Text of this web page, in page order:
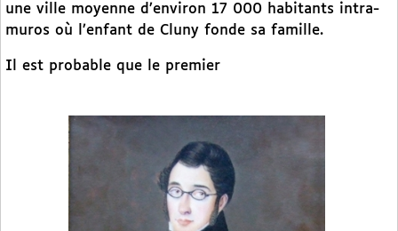
une ville moyenne d’environ 17 000 habitants intra-
muros où l’enfant de Cluny fonde sa famille.
Il est probable que le premier